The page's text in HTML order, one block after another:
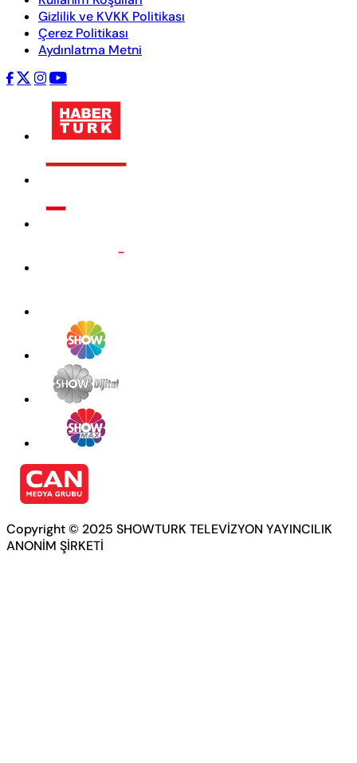
Gizlilik ve KVKK Politikası
Çerez Politikası
Aydınlatma Metni
Copyright © 2025 SHOWTURK TELEVİZYON YAYINCILIK
ANONİM ŞİRKETİ